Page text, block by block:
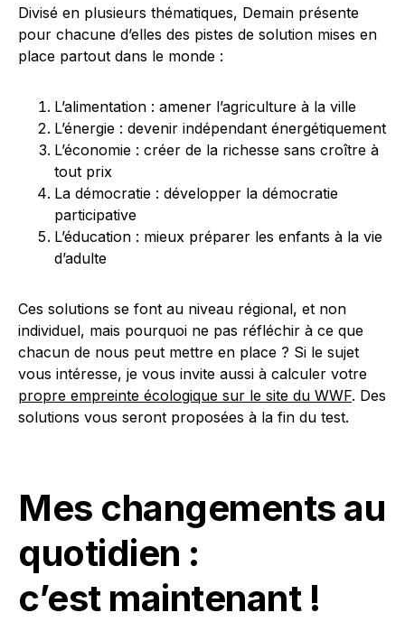
Divisé en plusieurs thématiques, Demain présente
pour chacune d’elles des pistes de solution mises en
place partout dans le monde :
L’alimentation : amener l’agriculture à la ville
L’énergie : devenir indépendant énergétiquement
L’économie : créer de la richesse sans croître à
tout prix
La démocratie : développer la démocratie
participative
L’éducation : mieux préparer les enfants à la vie
d’adulte
Ces solutions se font au niveau régional, et non
individuel, mais pourquoi ne pas réfléchir à ce que
chacun de nous peut mettre en place ? Si le sujet
vous intéresse, je vous invite aussi à calculer votre
propre empreinte écologique sur le site du WWF. Des
solutions vous seront proposées à la fin du test.
Mes changements au
quotidien :
c’est maintenant !